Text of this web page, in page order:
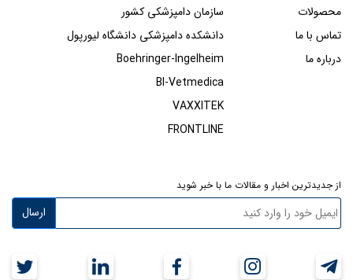
محصولات
تماس با ما
درباره ما
سازمان دامپزشکی کشور
دانشکده دامپزشکی دانشگاه لیورپول
Boehringer-Ingelheim
BI-Vetmedica
VAXXITEK
FRONTLINE
از جدیدترین اخبار و مقالات ما با خبر شوید
ارسال